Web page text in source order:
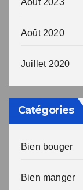
Août 2020
Juillet 2020
Catégories
Bien bouger
Bien manger